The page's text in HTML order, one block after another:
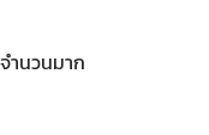
ำนวนมาก